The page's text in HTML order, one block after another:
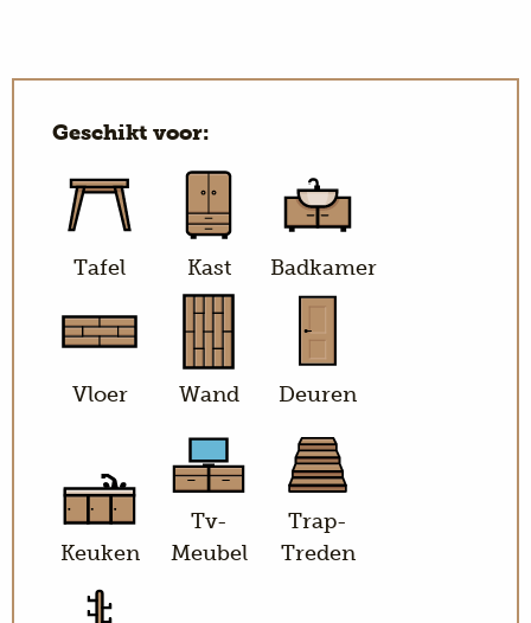
Geschikt voor:
Tafel Kast Badkamer
Vloer Wand Deuren
Keuken
Tv-
Meubel
Trap-
Treden